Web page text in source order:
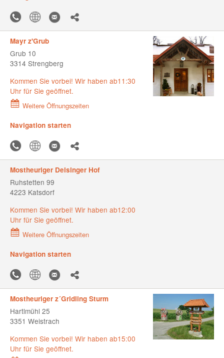
Mayr z'Grub
Grub 10
3314 Strengberg
Kommen Sie vorbei! Wir haben ab11:30
Uhr für Sie geöffnet.
Weitere Öffnungszeiten
Navigation starten
Mostheuriger Deisinger Hof
Ruhstetten 99
4223 Katsdorf
Kommen Sie vorbei! Wir haben ab12:00
Uhr für Sie geöffnet.
Weitere Öffnungszeiten
Navigation starten
Mostheuriger z´Gridling Sturm
Hartlmühl 25
3351 Weistrach
Kommen Sie vorbei! Wir haben ab15:00
Uhr für Sie geöffnet.